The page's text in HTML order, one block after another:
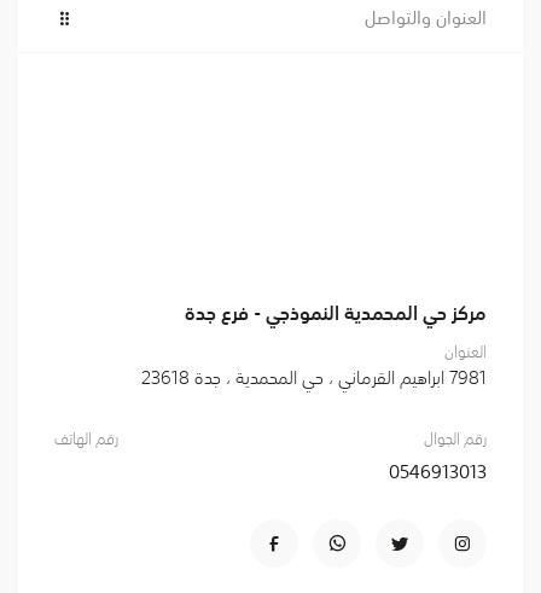
العنوان والتواصل
مركز حي المحمدية النموذجي - فرع جدة
العنوان
7981 ابراهيم القرماني ، حي المحمدية ، جدة 23618
رقم الجوال
0546913013
رقم الهاتف